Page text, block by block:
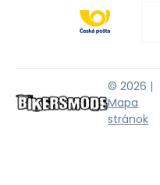
© 2026 |
Mapa
stránok